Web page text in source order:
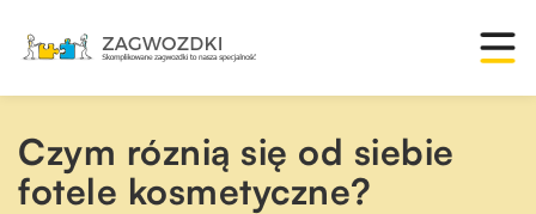
Czym róznią się od siebie
fotele kosmetyczne?